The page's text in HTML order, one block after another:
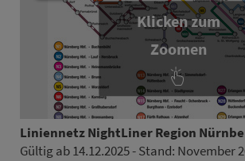
Klicken zum
Zoomen
Li­ni­en­netz NightLiner Region
Gültig ab 14.12.2025 - Stand: No­vem­ber